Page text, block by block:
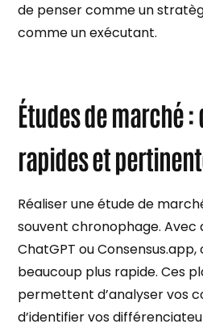
de penser comme un
comme un exécutant.
Études de marché :
rapides et
Réaliser une étude de
souvent chronophage. Avec
ChatGPT ou
beaucoup plus rapide. Ces
permettent d’analyser vos
d’identifier vos